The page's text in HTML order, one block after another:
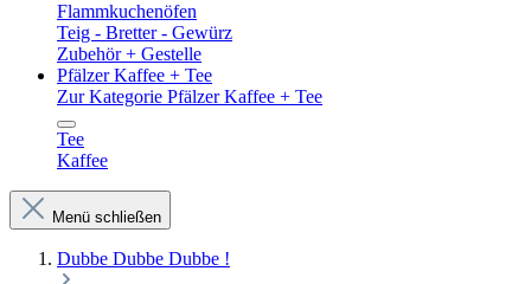
Flammkuchenöfen
Teig - Bretter - Gewürz
Zubehör + Gestelle
Pfälzer Kaffee + Tee
Zur Kategorie Pfälzer Kaffee + Tee
Tee
Kaffee
Menü schließen
Dubbe Dubbe Dubbe !